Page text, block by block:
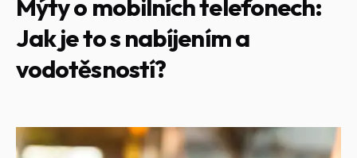
Mýty o mobilních telefonech:
Jak je to s nabíjením a
vodotěsností?